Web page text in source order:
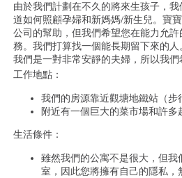
由於我們計劃在不久的將來生孩子，
道如何照顧孕婦和新媽媽/新生兒。寶
公司的幫助，但我們希望您在能力允
務。我們打算找一個能長期留下來的人
我們是一對非常安靜的夫婦，所以我們
工作地點：
我們的房源靠近觀塘地鐵站（步
附近有一個巨大的菜市場和許多
生活條件：
雖然我們的公寓不是很大，但
室，因此您將擁有自己的隱私，